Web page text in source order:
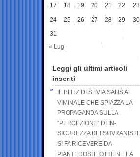
17 18 19 20 21 22 23
24 25 26 27 28 29 30
31
« Lug
Leggi gli ultimi articoli
inseriti
IL BLITZ DI SILVIA SALIS AL
VIMINALE CHE SPIAZZA LA
PROPAGANDA SULLA
“PERCEZIONE” DI IN-
SICUREZZA DEI SOVRANISTI:
SI FA RICEVERE DA
PIANTEDOSI E OTTIENE LA